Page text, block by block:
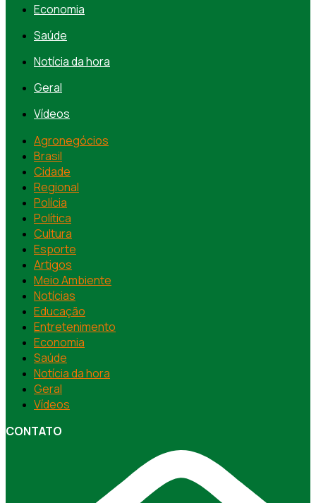
Economia
Saúde
Notícia da hora
Geral
Vídeos
Agronegócios
Brasil
Cidade
Regional
Polícia
Política
Cultura
Esporte
Artigos
Meio Ambiente
Notícias
Educação
Entretenimento
Economia
Saúde
Notícia da hora
Geral
Vídeos
CONTATO